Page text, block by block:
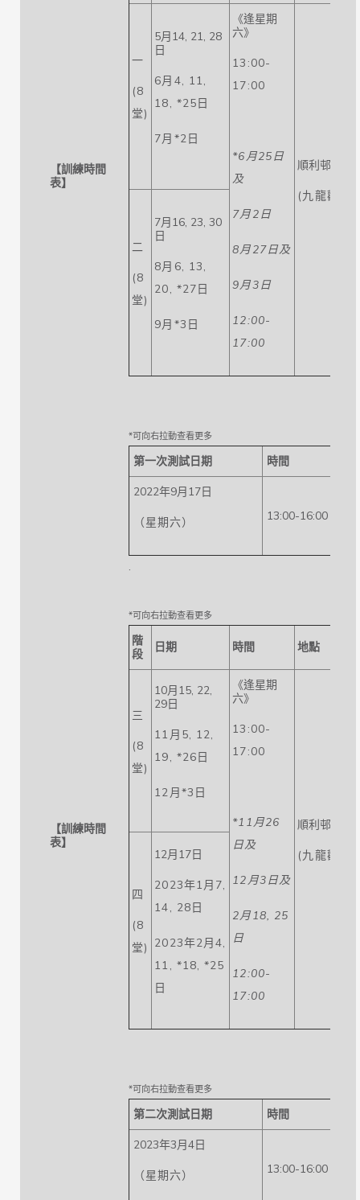
【訓練時間
表】
一
(8
堂)
5月14, 21, 28
日
6月4, 11,
18, *25日
7月*2日
《逢星期
六》
13:00-
17:00
*6月25日
及
7月2日
8月27日及
9月3日
12:00-
17:00
順利邨體育
(九龍觀塘
二
(8
堂)
7月16, 23, 30
日
8月6, 13,
20, *27日
9月*3日
第一次測試日期
時間
2022年9月17日
（星期六）
13:00-16:00
.
【訓練時間
表】
階
段
日期 時間 地點
三
(8
堂)
10月15, 22,
29日
11月5, 12,
19, *26日
12月*3日
《逢星期
六》
13:00-
17:00
*11月26
日及
12月3日及
2月18, 25
日
12:00-
17:00
順利邨體育
(九龍觀塘
四
(8
堂)
12月17日
2023年1月7,
14, 28日
2023年2月4,
11, *18, *25
日
第二次測試日期
時間
2023年3月4日
（星期六）
13:00-16:00